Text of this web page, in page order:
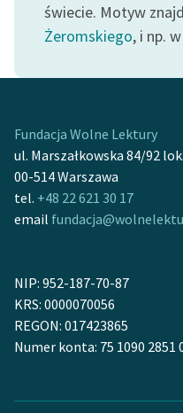
skandynawskiej literatury
feministycznej
Ręce pełne poezji
twórców przechodzących
do domeny publicznej,
lektur szkolnych oraz
Starego Testamentu
Odkurzamy bohaterów
Lektur
O nas
Kontakt
świecie. Motyw
Żeromskiego, i np. w
Fundacja Wolne Lektury
ul. Marszałkowska 84/92
00-514 Warszawa
tel. +48 22 621 30 17
email
NIP: 952-187-70-87
KRS: 0000070056
REGON: 017423865
Numer konta: 75 1090 2851